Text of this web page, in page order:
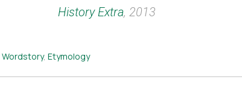
History Extra, 2013
Wordstory, Etymology